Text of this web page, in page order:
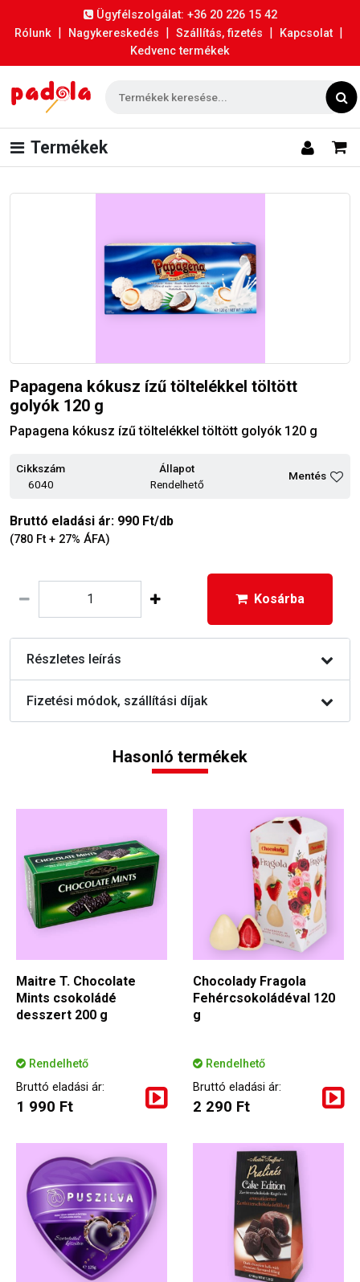
Ügyfélszolgálat: +36 20 226 15 42
Rólunk | Nagykereskedés | Szállítás, fizetés | Kapcsolat |
Kedvenc termékek
Termékek
Papagena kókusz ízű töltelékkel töltött
golyók 120 g
Papagena kókusz ízű töltelékkel töltött golyók 120 g
Cikkszám
6040
Állapot
Rendelhető
Mentés
Bruttó eladási ár: 990 Ft/db
(780 Ft + 27% ÁFA)
Kosárba
Részletes leírás
Fizetési módok, szállítási díjak
Hasonló termékek
Maitre T. Chocolate
Mints csokoládé
desszert 200 g
Rendelhető
Bruttó eladási ár:
1 990 Ft
Chocolady Fragola
Fehércsokoládéval 120
g
Rendelhető
Bruttó eladási ár:
2 290 Ft